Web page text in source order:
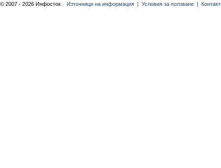
© 2007 - 2026 Инфосток Източници на информация | Условия за ползване |